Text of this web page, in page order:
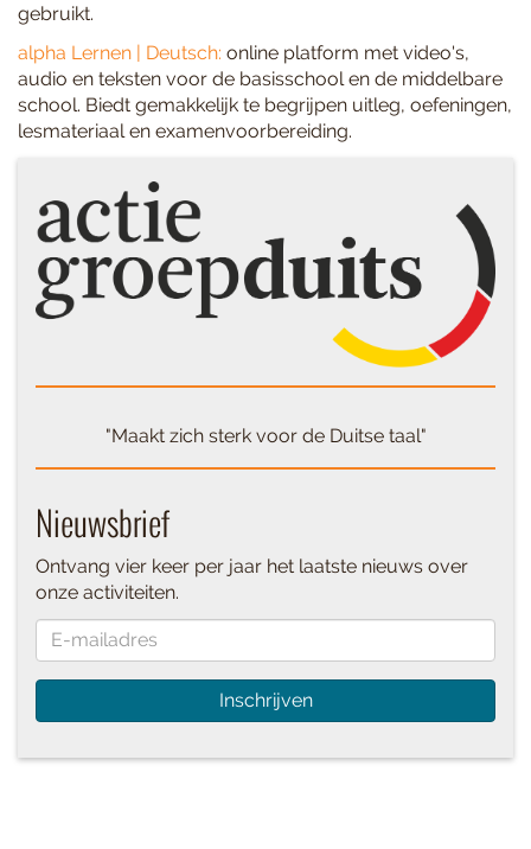
gebruikt.
alpha Lernen | Deutsch: online platform met video's,
audio en teksten voor de basisschool en de middelbare
school. Biedt gemakkelijk te begrijpen uitleg, oefeningen,
lesmateriaal en examenvoorbereiding.
"Maakt zich sterk voor de Duitse taal"
Nieuwsbrief
Ontvang vier keer per jaar het laatste nieuws over
onze activiteiten.
Inschrijven